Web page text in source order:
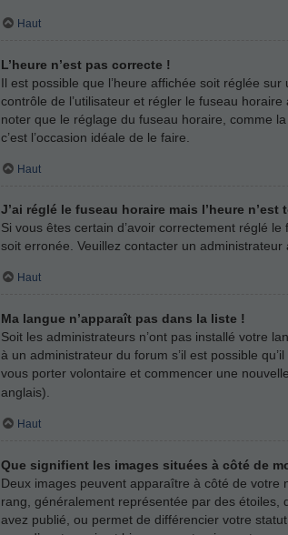
Haut
L’heure n’est pas correcte !
Il est possible que l’heure affichée soit réglée
contrôle de l’utilisateur et régler le fuseau
noter que le réglage du fuseau horaire, comme
c’est l’occasion idéale de le faire.
Haut
J’ai réglé le fuseau horaire mais l’heure
Si vous êtes certain d’avoir correctement réglé
soit erronée. Veuillez contacter un
Haut
Ma langue n’apparaît pas dans la liste !
Soit les administrateurs n’ont pas installé votre
à un administrateur du forum s’il est possible
vous porter volontaire et commencer une
anglais).
Haut
Que signifient les images situées à côté de
Deux images peuvent apparaître à côté de votre
rang, généralement représentée par des étoiles,
avez publié, ou permet de différencier votre